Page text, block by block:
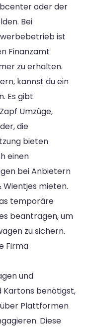
oder der
Bei
ist
Finanzamt
zu erhalten.
kannst du ein
Es gibt
Umzüge,
die
bieten
einen
bei Anbietern
Wientjes mieten.
temporäre
beantragen, um
zu sichern.
Firma
und
Kartons benötigst,
über Plattformen
Diese